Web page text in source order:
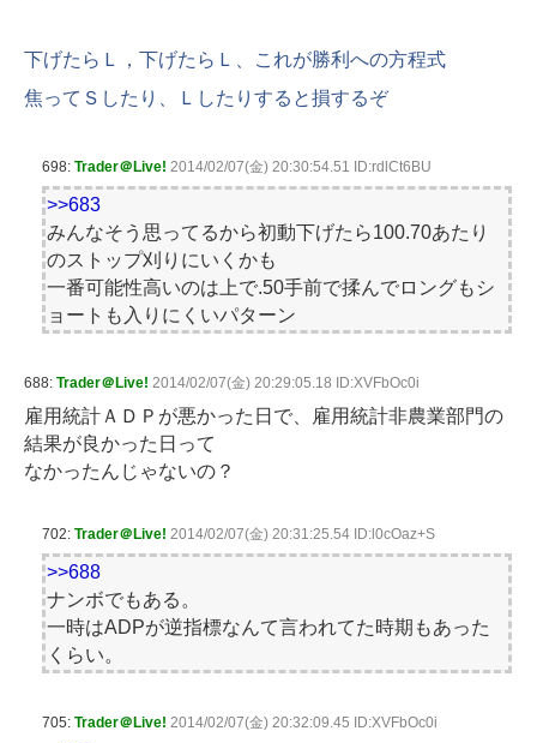
下げたらＬ，下げたらＬ、これが勝利への方程式
焦ってＳしたり、Ｌしたりすると損するぞ
698: Trader＠Live! 2014/02/07(金) 20:30:54.51 ID:rdlCt6BU
>>683
みんなそう思ってるから初動下げたら100.70あたり
のストップ刈りにいくかも
一番可能性高いのは上で.50手前で揉んでロングもシ
ョートも入りにくいパターン
688: Trader＠Live! 2014/02/07(金) 20:29:05.18 ID:XVFbOc0i
雇用統計ＡＤＰが悪かった日で、雇用統計非農業部門の
結果が良かった日って
なかったんじゃないの？
702: Trader＠Live! 2014/02/07(金) 20:31:25.54 ID:l0cOaz+S
>>688
ナンボでもある。
一時はADPが逆指標なんて言われてた時期もあった
くらい。
705: Trader＠Live! 2014/02/07(金) 20:32:09.45 ID:XVFbOc0i